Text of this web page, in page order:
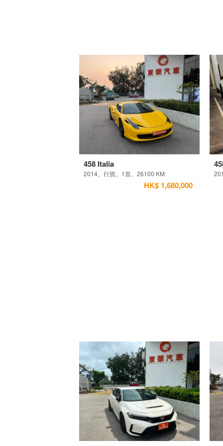
458 Italia
2014。行貨。1首。26100 KM
HK$ 1,680,000